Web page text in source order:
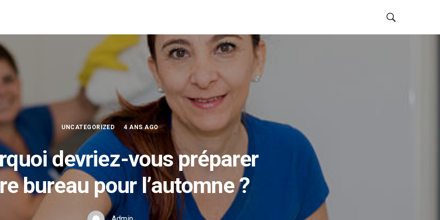
UNCATEGORIZED 4 ANS AGO
devriez-vous préparer
bureau pour l’automne ?